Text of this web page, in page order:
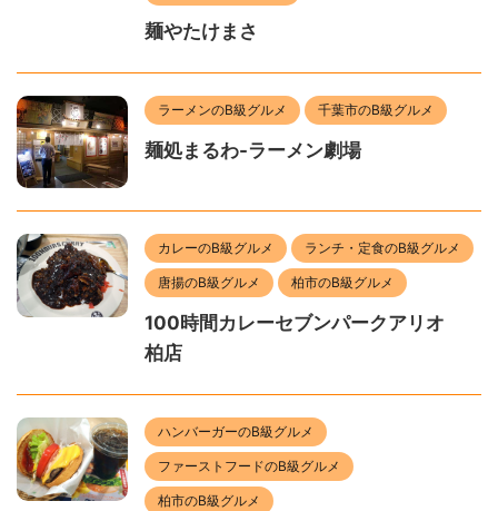
麺やたけまさ
ラーメンのB級グルメ 千葉市のB級グルメ
麺処まるわ-ラーメン劇場
カレーのB級グルメ ランチ・定食のB級グルメ
唐揚のB級グルメ 柏市のB級グルメ
100時間カレーセブンパークアリオ
柏店
ハンバーガーのB級グルメ
ファーストフードのB級グルメ
柏市のB級グルメ